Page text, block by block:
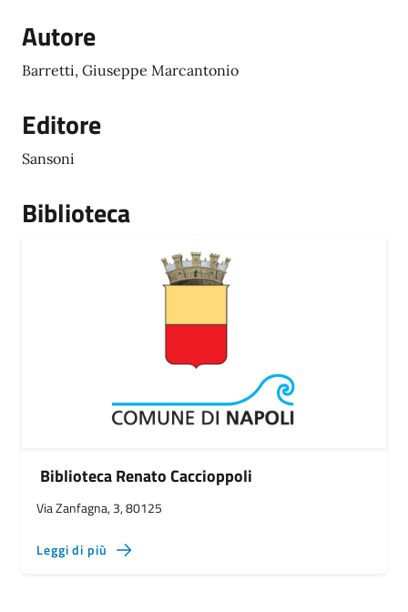
Autore
Barretti, Giuseppe Marcantonio
Editore
Sansoni
Biblioteca
Biblioteca Renato Caccioppoli
Via Zanfagna, 3, 80125
Leggi di più